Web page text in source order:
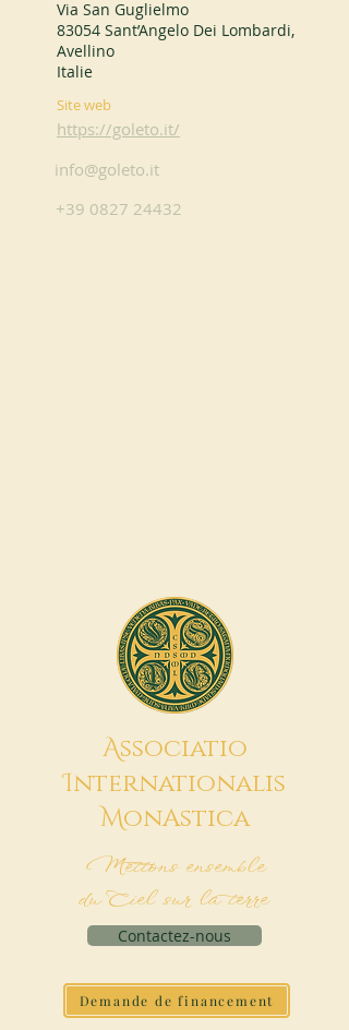
Via San Guglielmo
83054 Sant’Angelo Dei Lombardi,
Avellino
Italie
Site web
https://goleto.it/
info@goleto.it
+39 0827 24432
Associatio
Internationalis
MonAstica
Mettons ensemble
du Ciel sur la terre
Contactez-nous
Demande de financement